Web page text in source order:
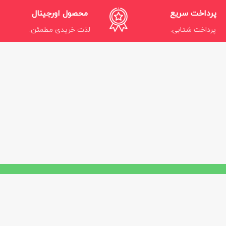
پرداخت سریع
پرداخت شتابی.
محصول اورجینال
لذت خریدی مطمئن.